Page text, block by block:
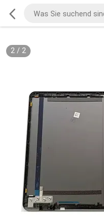
2/ 2